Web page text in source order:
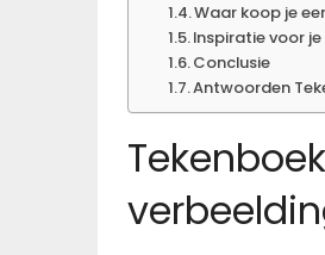
Waar koop je
Inspiratie voor
Conclusie
Antwoorden